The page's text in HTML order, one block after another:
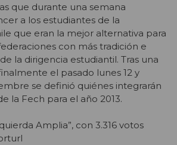
que durante una semana
a los estudiantes de la
que eran la mejor alternativa para
con más tradición e
la dirigencia estudiantil. Tras una
el pasado lunes 12 y
se definió quiénes integrarán
la Fech para el año 2013.
Amplia”, con 3.316 votos